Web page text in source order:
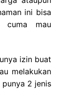
ini bisa
mau
izin buat
melakukan
2 jenis